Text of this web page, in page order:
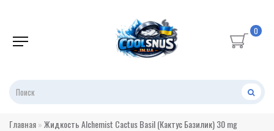
0
Главная Жидкость Alchemist Cactus Basil (Кактус Базилик) 30 mg